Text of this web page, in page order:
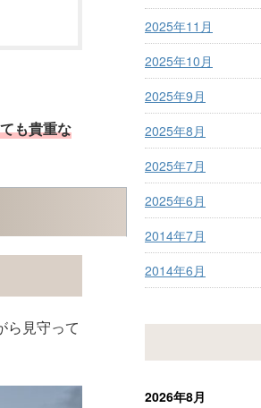
も貴重な
ら見守って
2025年11月
2025年10月
2025年9月
2025年8月
2025年7月
2025年6月
2014年7月
2014年6月
2026年8月